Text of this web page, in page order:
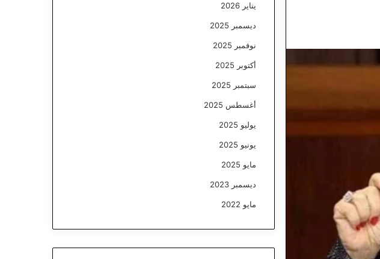
يناير 2026
ديسمبر 2025
نوفمبر 2025
أكتوبر 2025
سبتمبر 2025
أغسطس 2025
يوليو 2025
يونيو 2025
مايو 2025
ديسمبر 2023
مايو 2022